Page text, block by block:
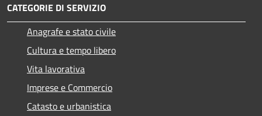
CATEGORIE DI SERVIZIO
Anagrafe e stato civile
Cultura e tempo libero
Vita lavorativa
Imprese e Commercio
Catasto e urbanistica